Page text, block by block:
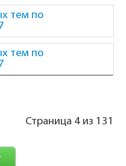
тем по
тем по
Страница 4 из 131